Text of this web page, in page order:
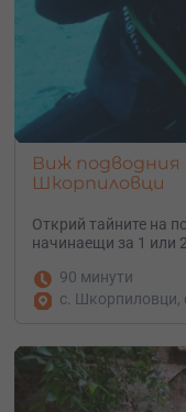
Виж подводния
Шкорпиловци
Открий тайните на
начинаещи за 1 или
90 минути
с. Шкорпиловци,